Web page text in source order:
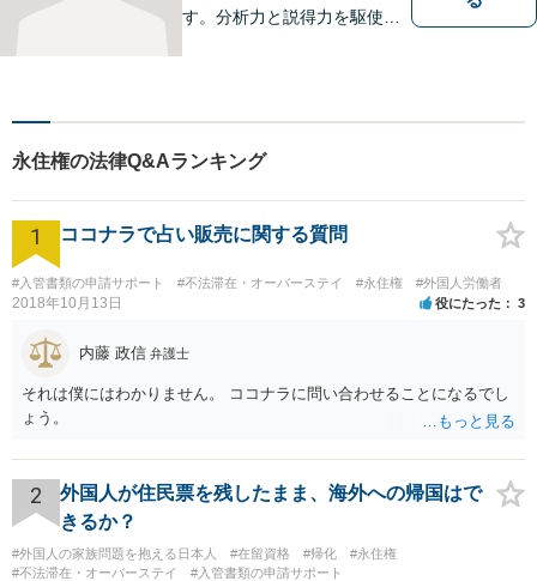
す。分析力と説得力を駆使
永住権の法律Q&Aランキング
1 ココナラで占い販売に関する質問
#入管書類の申請サポート #不法滞在・オーバーステイ #永住権 #外国人労働者
2018年10月13日 役にたった 3
内藤 政信 弁護士
それは僕にはわかりません。 ココナラに問い合わせることになるでし
ょう。
2
外国人が住民票を残したまま、海外への帰国はで
きるか？
#外国人の家族問題を抱える日本人 #在留資格 #帰化
#永住権
#不法滞在・オーバーステイ
#入管書類の申請サポート